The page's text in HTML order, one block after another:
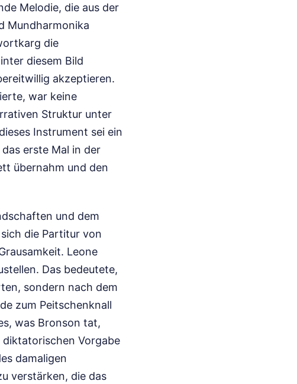
Melodie, die aus der
Mundharmonika
die
diesem Bild
akzeptieren.
war keine
Struktur unter
Instrument sei ein
erste Mal in der
übernahm und den
und dem
die Partitur von
Leone
Das bedeutete,
sondern nach dem
zum Peitschenknall
was Bronson tat,
Vorgabe
damaligen
verstärken, die das